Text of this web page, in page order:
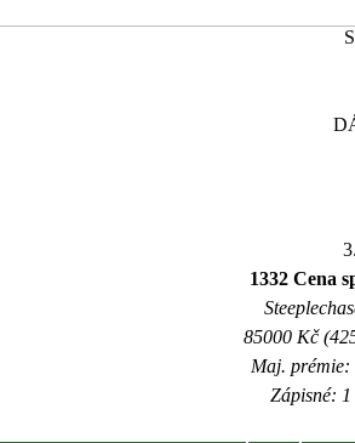
1332 Cena
85000 Kč
Maj. prémie:
Zápisné: